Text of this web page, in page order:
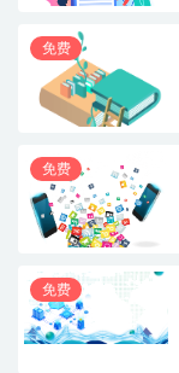
免费
免费
免费